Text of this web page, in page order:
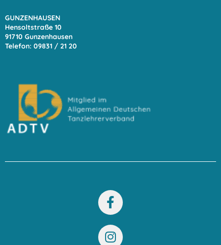
GUNZENHAUSEN
Hensoltstraße 10
91710 Gunzenhausen
Telefon: 09831 / 21 20